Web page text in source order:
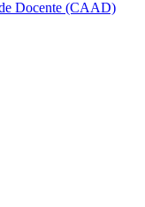
Docente (CAAD)